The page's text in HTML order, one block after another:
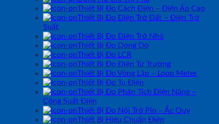
Thiết Bị Đo Cách Điện – Điện Áp Cao
Thiết Bị Đo Điện Trở Đất – Điện Trở
Suất
Thiết Bị Đo Điện Trở Nhỏ
Thiết Bị Đo Dòng Dò
Thiết Bị Đo LCR
Thiết Bị Đo Điện Từ Trường
Thiết Bị Đo Vòng Lặp – Loop Meter
Thiết Bị Đo Tụ Điện
Thiết Bị Đo Phân Tích Điện Năng –
Công Suất Điện
Thiết Bị Đo Nội Trở Pin – Ắc Quy
Thiết Bị Hiệu Chuẩn Điện